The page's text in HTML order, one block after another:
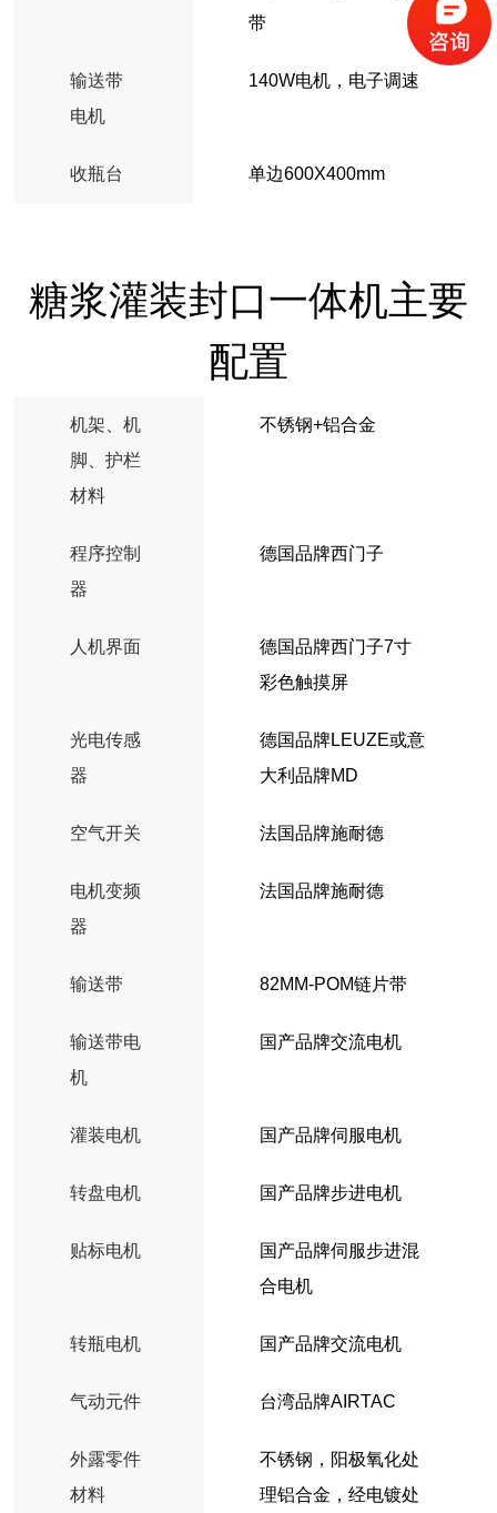
带
输送带
电机
140W电机，电子调速
收瓶台 单边600X400mm
糖浆灌装封口一体机主要
配置
机架、机
脚、护栏
材料
不锈钢+铝合金
程序控制
器
德国品牌西门子
人机界面
德国品牌西门子7寸
彩色触摸屏
光电传感
器
德国品牌LEUZE或意
大利品牌MD
空气开关 法国品牌施耐德
电机变频
器
法国品牌施耐德
输送带 82MM-POM链片带
输送带电
机
国产品牌交流电机
灌装电机 国产品牌伺服电机
转盘电机 国产品牌步进电机
贴标电机
国产品牌伺服步进混
合电机
转瓶电机 国产品牌交流电机
气动元件 台湾品牌AIRTAC
外露零件
材料
不锈钢，阳极氧化处
理铝合金，经电镀处